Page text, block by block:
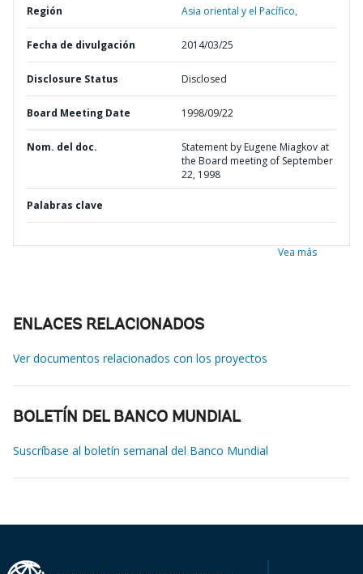
Región Asia oriental y el Pacífico,
Fecha de divulgación 2014/03/25
Disclosure Status Disclosed
Board Meeting Date 1998/09/22
Nom. del doc.
Statement by Eugene Miagkov at
the Board meeting of September
22, 1998
Palabras clave
Vea más
ENLACES RELACIONADOS
Ver documentos relacionados con los proyectos
BOLETÍN DEL BANCO MUNDIAL
Suscríbase al boletín semanal del Banco Mundial